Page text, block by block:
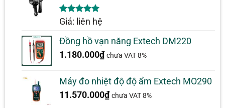
5.00trên 5
1
đánh giá
Giá: liên hệ
Đồng hồ vạn năng Extech DM220
1.180.000₫ chưa VAT 8%
Máy đo nhiệt độ độ ẩm Extech MO290
11.570.000₫ chưa VAT 8%